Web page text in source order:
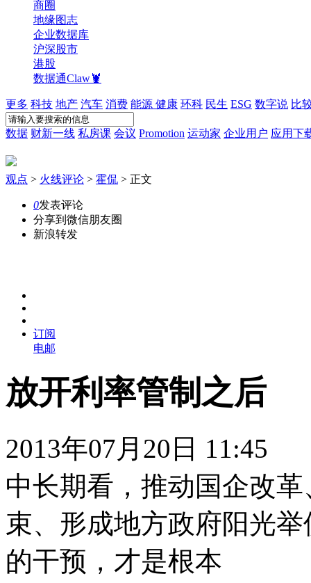
商圈
地缘图志
企业数据库
沪深股市
港股
数据通Claw🦞
更多 科技 地产 汽车 消费 能源 健康 环科 民生 ESG 数字说 比
数据 财新一线 私房课 会议 Promotion 运动家 企业用户 应用下
观点 > 火线评论 > 霍侃 > 正文
0发表评论
分享到微信朋友圈
新浪转发
订阅
电邮
放开利率管制之后
2013年07月20日 11:45
中长期看，推动国企改
束、形成地方政府阳光
的干预，才是根本